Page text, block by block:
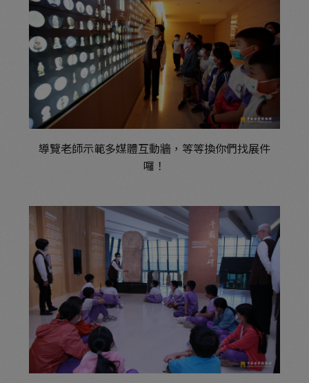
導覽老師示範多媒體互動牆， 等等換你們找展件
囉！